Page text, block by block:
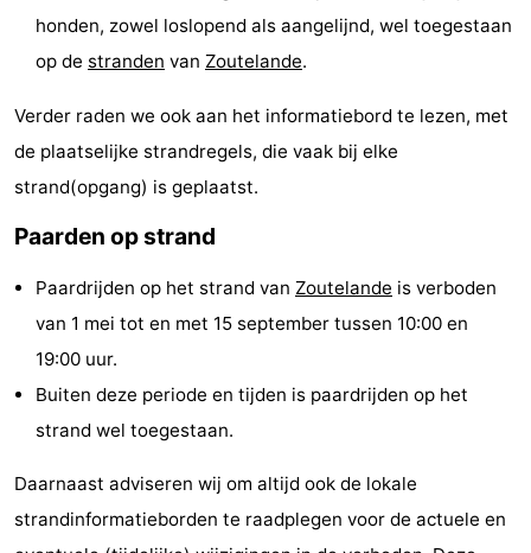
Vuurtorens
-
Speeltuinen
Binnenspeeltuinen
Bowlen
Wellness
centra
Dorpen
&
Natuur
honden, zowel loslopend als aangelijnd, wel toegestaan
op de stranden van Zoutelande.
Verder raden we ook aan het informatiebord te lezen, met
de plaatselijke strandregels, die vaak bij elke
strand(opgang) is geplaatst.
Paarden op strand
Paardrijden op het strand van Zoutelande is verboden
van 1 mei tot en met 15 september tussen 10:00 en
19:00 uur.
Buiten deze periode en tijden is paardrijden op het
strand wel toegestaan.
Daarnaast adviseren wij om altijd ook de lokale
strandinformatieborden te raadplegen voor de actuele en